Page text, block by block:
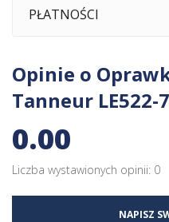
PŁATNOŚCI
Opinie o
Tanneur LE522-
0.00
Liczba wystawionych opinii: 0
NAPISZ